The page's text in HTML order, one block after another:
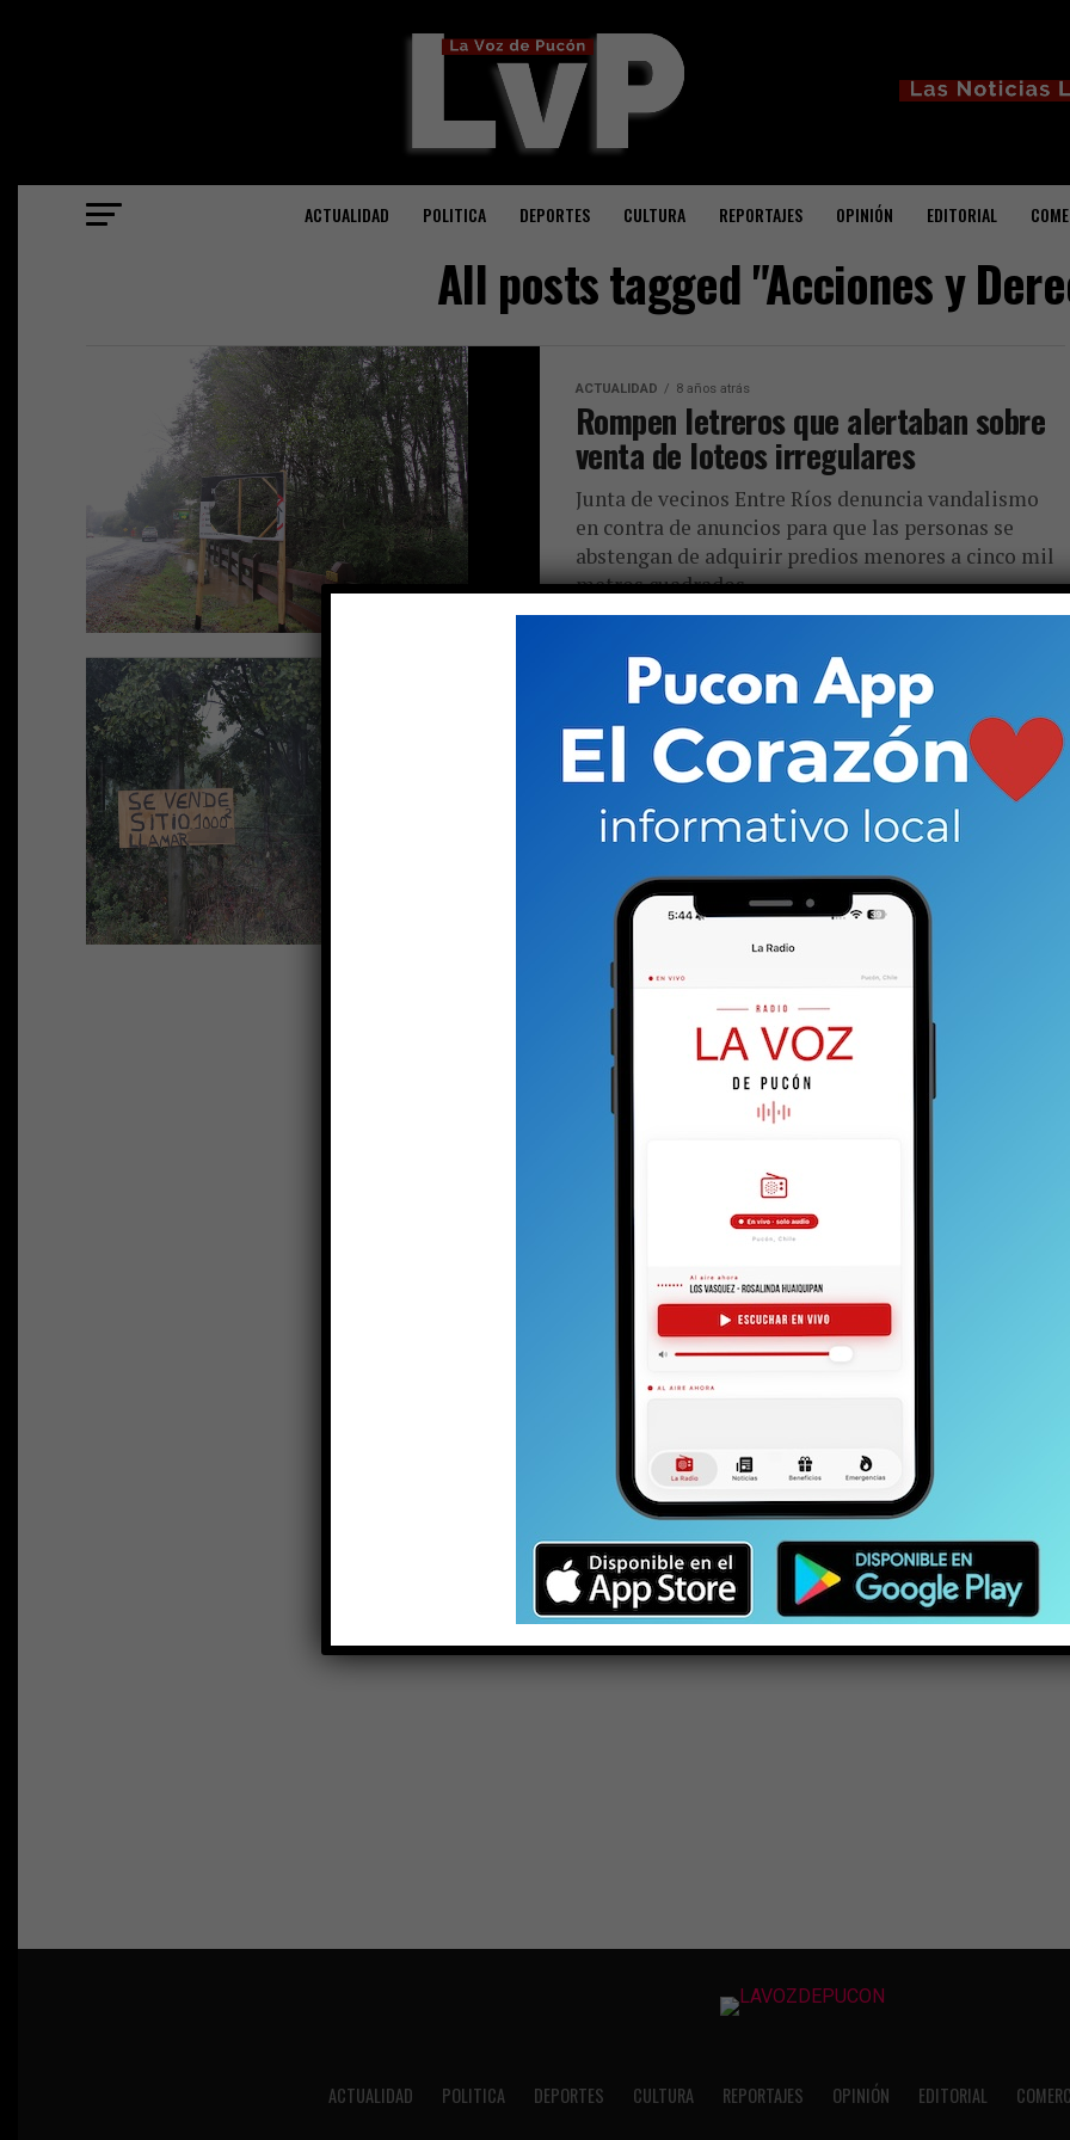
ACTUALIDAD POLITICA DEPORTES CULTURA REPORTAJES OPINIÓN EDITORIAL
All posts tagged "Acciones y
ACTUALIDAD 8 años atrás
Rompen letreros que alertaban sobre
venta de loteos irregulares
Junta de vecinos Entre Ríos denuncia vandalismo
en contra de anuncios para que las personas se
abstengan de adquirir predios menores a cinco mil
metros cuadrados....
ACTUALIDAD 8 años atrás
Fiscalía investiga “loteos brujos”:
vendedores arriesgan hasta diez años
de presidio
Dirección de Obras municipales ha pesquisado
alrededor de 150 casos y ha realizado 60 denuncias
al Ministerio Público local. Arremetida apunta a
ACTUALIDAD POLITICA DEPORTES CULTURA REPORTAJES OPINIÓN EDITORIAL